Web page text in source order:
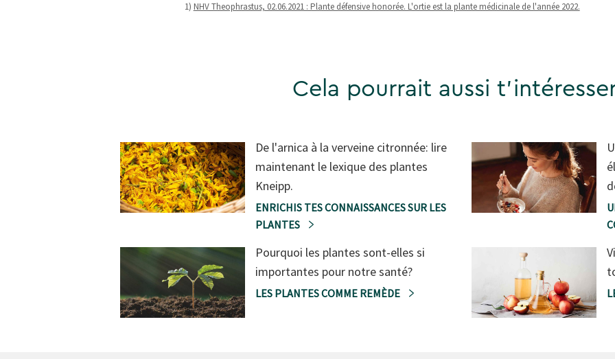
1) NHV Theophrastus, 02.06.2021 : Plante défensive honorée. L'ortie est la plante médicinale de l'année 2022.
Cela pourrait aussi
De l'arnica à la verveine citronnée: lire
maintenant le lexique des plantes
Kneipp.
ENRICHIS TES CONNAISSANCES SUR LES
PLANTES
Pourquoi les plantes sont-elles si
importantes pour notre santé?
LES PLANTES COMME REMÈDE